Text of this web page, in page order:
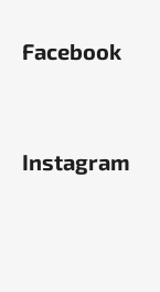
300ML
RELAXING
Facebook
Instagram